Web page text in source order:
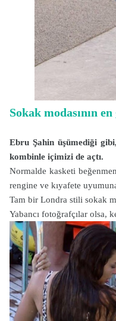
Sokak modasının
Ebru Şahin üşümediği
kombinle içimizi de açtı.
Normalde kasketi
rengine ve kıyafete
Tam bir Londra stili sokak
Yabancı fotoğrafçılar olsa,